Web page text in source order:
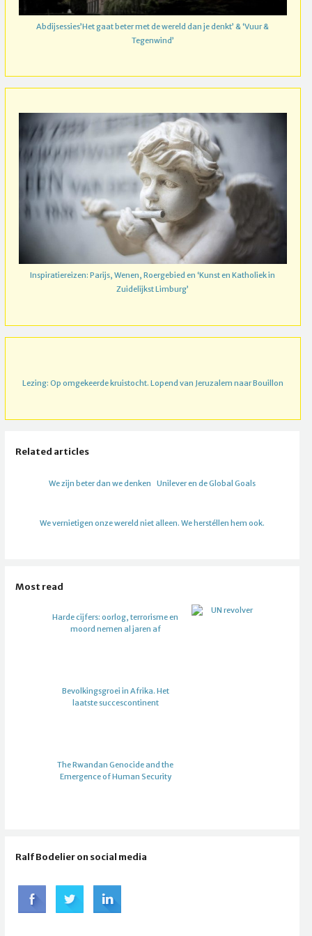
Abdijsessies’Het gaat beter met de wereld dan je denkt’ & ‘Vuur &
Tegenwind’
Inspiratiereizen: Parijs, Wenen, Roergebied en ‘Kunst en Katholiek in
Zuidelijkst Limburg’
Lezing: Op omgekeerde kruistocht. Lopend van Jeruzalem naar Bouillon
Related articles
We zijn beter dan we denken Unilever en de Global Goals
We vernietigen onze wereld niet alleen. We herstéllen hem ook.
Most read
Harde cijfers: oorlog, terrorisme en
moord nemen al jaren af
Bevolkingsgroei in Afrika. Het
laatste succescontinent
The Rwandan Genocide and the
Emergence of Human Security
Ralf Bodelier on social media